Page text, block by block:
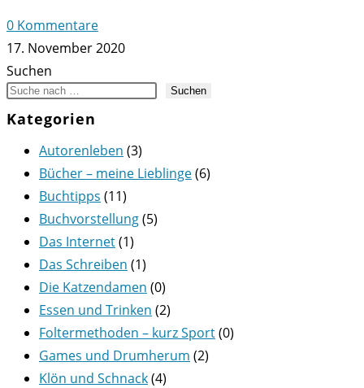
0 Kommentare
17. November 2020
Suchen
Suchen
Kategorien
Autorenleben (3)
Bücher – meine Lieblinge(6)
Buchtipps (11)
Buchvorstellung(5)
Das Internet(1)
Das Schreiben (1)
Die Katzendamen (0)
Essen und Trinken (2)
Foltermethoden – kurz Sport(0)
Games und Drumherum (2)
Klön und Schnack(4)